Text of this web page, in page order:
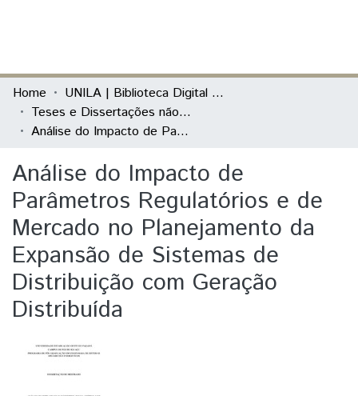
Communities & Collections
All of DSpace
Home
UNILA | Biblioteca Digital de Dissertações e Teses
Teses e Dissertações não defendidas na Unila
Análise do Impacto de Parâmetros Regulatórios e de Mercado no Planejamento da Expansão de Sistemas de Distribuição com Geração Distribuída
Análise do Impacto de
Parâmetros Regulatórios e de
Mercado no Planejamento da
Expansão de Sistemas de
Distribuição com Geração
Distribuída